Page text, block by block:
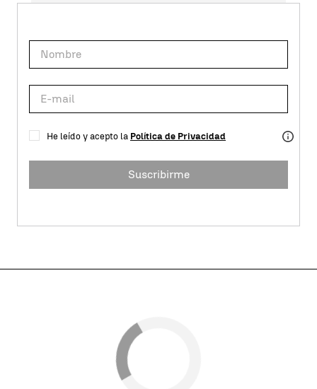
He leído y acepto la Política de Privacidad
Suscribirme